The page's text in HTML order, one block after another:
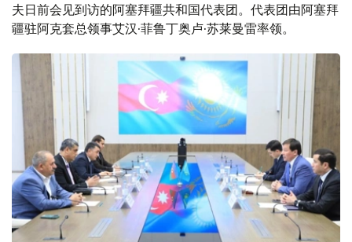
夫日前会见到访的阿塞拜疆共和国代表团。代表团由阿塞拜
疆驻阿克套总领事艾汉·菲鲁丁奥卢·苏莱曼雷率领。